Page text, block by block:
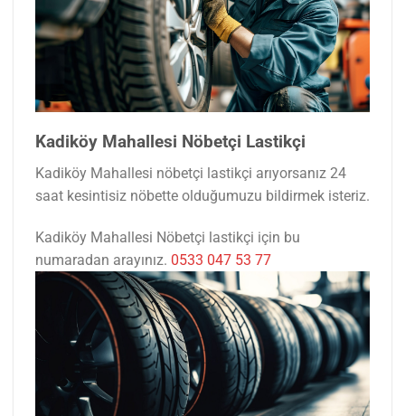
Kadiköy Mahallesi Nöbetçi Lastikçi
Kadiköy Mahallesi nöbetçi lastikçi arıyorsanız 24
saat kesintisiz nöbette olduğumuzu bildirmek isteriz.
Kadiköy Mahallesi Nöbetçi lastikçi için bu
numaradan arayınız. 0533 047 53 77